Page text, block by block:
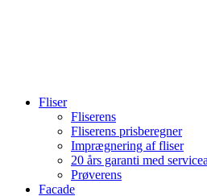
Fliser
Fliserens
Fliserens prisberegner
Imprægnering af fliser
20 års garanti med
Prøverens
Facade